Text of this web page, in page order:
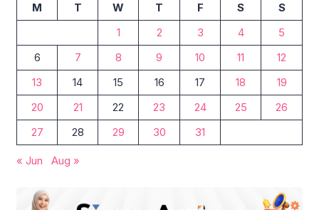
M T W T F S
S
1
2 3 4
5
6
7 8 9 10 11
12
13
14 15 16 17 18
19
20
21 22 23 24 25
26
27
28 29 30 31
« Jun Aug »